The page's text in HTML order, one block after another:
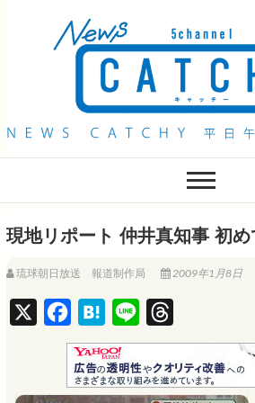
QAB NEWS
現地リポート 仲井真知事 初
琉球朝日放送 報道制作局 2009年1月8日
a
c
e
H
a
t
e
i
n
e
h
r
e